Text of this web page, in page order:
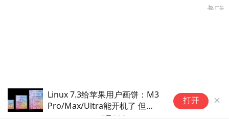
Linux 7.3给苹果用户画饼：M3
Pro/Max/Ultra能开机了 但
【网通社快
持手机端横
打开
伊朗：与阿曼“接近”达成协